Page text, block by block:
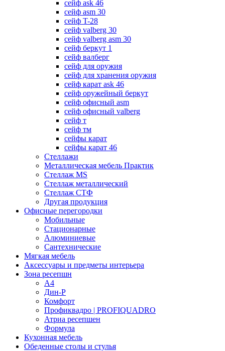
сейф ask 46
сейф asm 30
сейф T-28
сейф valberg 30
сейф valberg asm 30
сейф беркут 1
сейф валберг
сейф для оружия
сейф для хранения оружия
сейф карат ask 46
сейф оружейный беркут
сейф офисный asm
сейф офисный valberg
сейф т
сейф тм
сейфы карат
сейфы карат 46
Стеллажи
Металлическая мебель Практик
Стеллаж MS
Стеллаж металлический
Стеллаж СТФ
Другая продукция
Офисные перегородки
Мобильные
Стационарные
Алюминиевые
Сантехнические
Мягкая мебель
Аксессуары и предметы интерьера
Зона ресепшн
А4
Дин-Р
Комфорт
Профиквадро | PROFIQUADRO
Атриа ресепшен
Формула
Кухонная мебель
Обеденные столы и стулья